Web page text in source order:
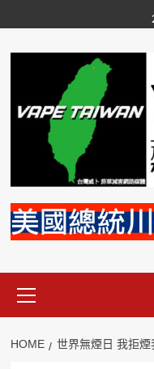
to
content
Menu
HOME 世界無煙日 我拒